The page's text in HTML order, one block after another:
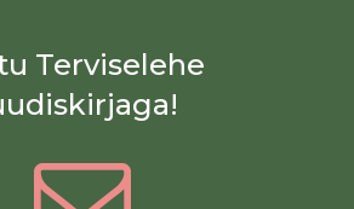
Terviselehe